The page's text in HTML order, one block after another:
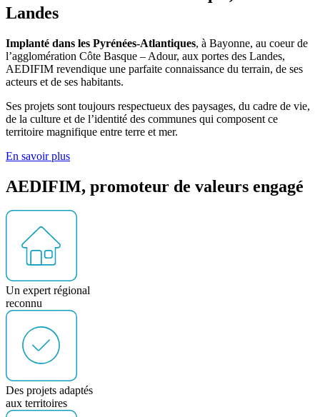
Landes
Implanté dans les Pyrénées-Atlantiques, à Bayonne, au coeur de
l’agglomération Côte Basque – Adour, aux portes des Landes,
AEDIFIM revendique une parfaite connaissance du terrain, de ses
acteurs et de ses habitants.
Ses projets sont toujours respectueux des paysages, du cadre de vie,
de la culture et de l’identité des communes qui composent ce
territoire magnifique entre terre et mer.
En savoir plus
AEDIFIM, promoteur de valeurs engagé
Un expert régional
reconnu
Des projets adaptés
aux territoires